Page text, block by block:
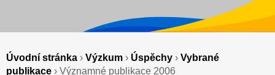
Úvodní stránka › Výzkum › Úspěchy › Vybrané
publikace › Významné publikace 2006